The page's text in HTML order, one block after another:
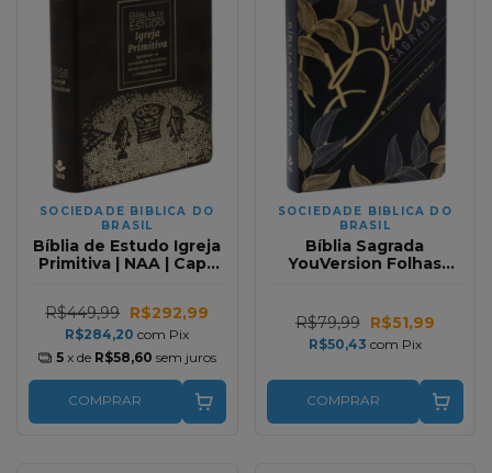
SOCIEDADE BIBLICA DO
BRASIL
Bíblia de Estudo Igreja
Primitiva | NAA | Capa
R$449,99 R$292,99
R$284,20com Pix
5 x de R$58,60 sem juros
COMPRAR
SOCIEDADE BIBLICA DO
BRASIL
Bíblia Sagrada
YouVersion Folhas
R$79,99 R$51,99
R$50,43 com Pix
COMPRAR